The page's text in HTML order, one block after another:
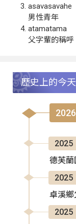
asavasavahe
男性青年
atamatama
父字輩的稱呼
歷史上的今天
2025
德芙蘭
2025
卓溪鄉
2025